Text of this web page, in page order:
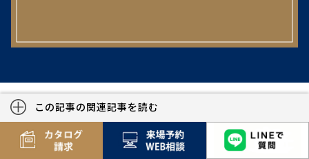
この記事の関連記事を読む